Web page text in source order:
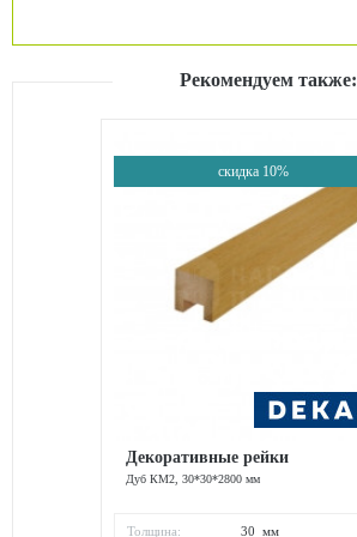
Рекомендуем также:
скидка 10%
Декоративные рейки
Дуб КМ2, 30*30*2800 мм
Толщина:
30 мм